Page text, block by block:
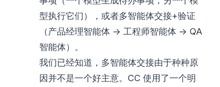
型执行它们），或者多智能体交接+验证
（产品经理智能体 -> 工程师智能体 -> QA
智能体）。
我们已经知道，多智能体交接由于种种原
因并不是一个好主意。CC 使用了一个明